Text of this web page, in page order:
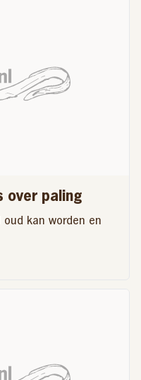
over paling
oud kan worden en